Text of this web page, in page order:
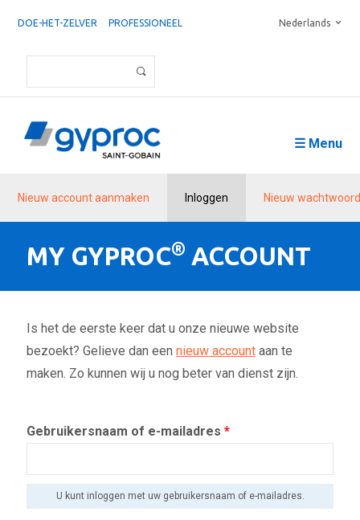
DOE-HET-ZELVER PROFESSIONEEL Nederlands
☰ Menu
Nieuw account aanmaken Inloggen Nieuw
MY GYPROC® ACCOUNT
Is het de eerste keer dat u onze nieuwe website
bezoekt? Gelieve dan een nieuw account aan te
maken. Zo kunnen wij u nog beter van dienst zijn.
Gebruikersnaam of e-mailadres *
U kunt inloggen met uw gebruikersnaam of e-mailadres.